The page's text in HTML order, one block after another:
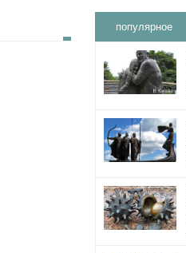
популярное